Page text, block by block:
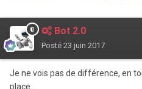
Bot 2.0
Posté 23 juin 2017
Je ne vois pas de différence, en
place.